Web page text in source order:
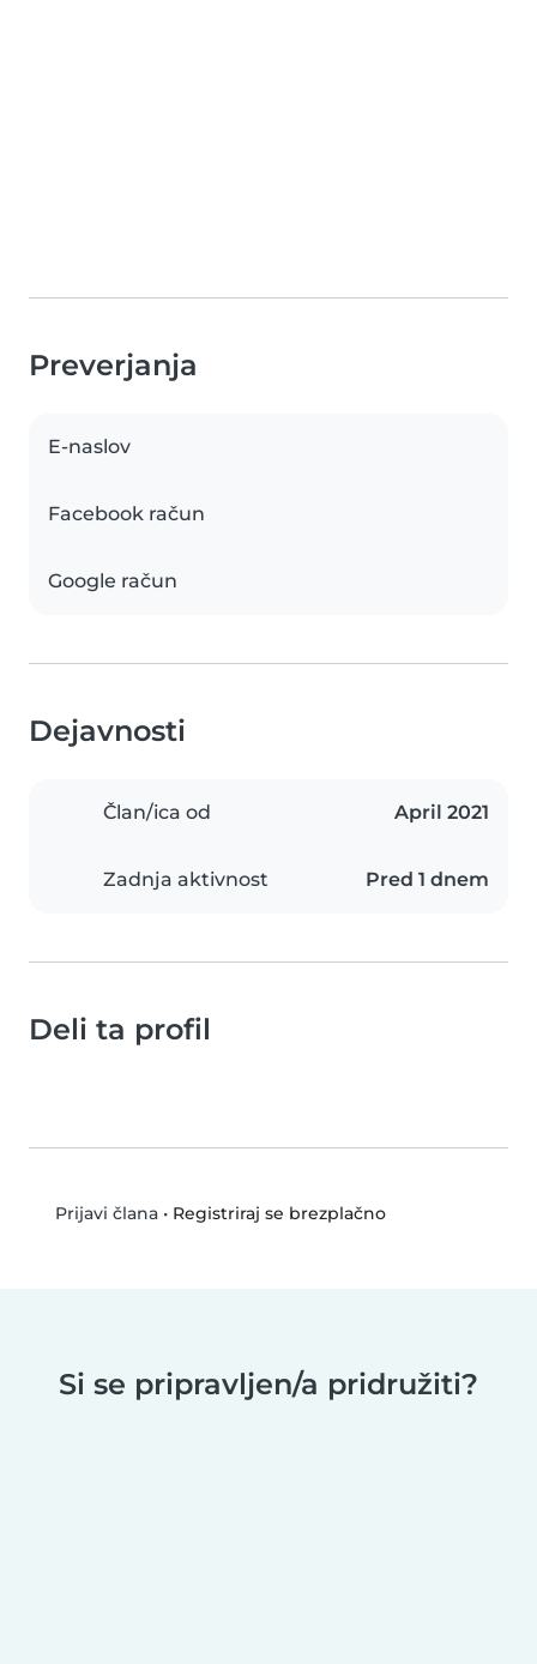
Preverjanja
E-naslov
Facebook račun
Google račun
Dejavnosti
Član/ica od April 2021
Zadnja aktivnost Pred 1 dnem
Deli ta profil
Prijavi člana• Registriraj se brezplačno
Si se pripravljen/a pridružiti?